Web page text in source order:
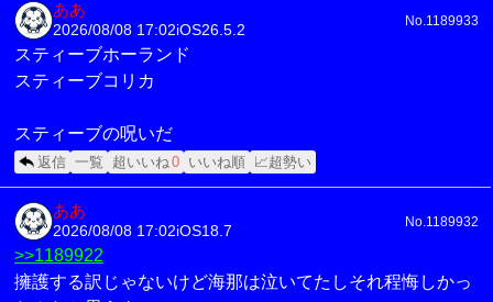
ああ
2026/08/08 17:02iOS26.5.2
No.1189933
スティーブホーランド
スティーブコリカ
スティーブの呪いだ
返信 一覧 超いいね0 いいね順 📈超勢い
ああ
2026/08/08 17:02iOS18.7
No.1189932
>>1189922
擁護する訳じゃないけど海那は泣いてたしそれ程悔しかっ